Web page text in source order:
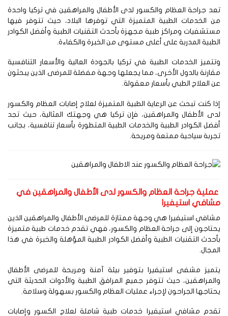
جراحة العظام والكسور لدى الأطفال والمراهقين في تركيا واحدة
الخدمات الطبية المتميزة التي توفرها البلاد، حيث تتوفر فيها
ومراكز طبية مجهزة بأحدث التقنيات الطبية وأفضل الكوادر
المدربة على أعلى مستوى من الخبرة والكفاءة.
الخدمات الطبية في تركيا بالجودة العالية والأسعار التنافسية
بالدول الأخرى، مما يجعلها وجهة مفضلة للمرضى الذين يبحثون
العلاج الطبي بأسعار معقولة.
كنت تبحث عن الرعاية الطبية المتميزة لعلاج إصابات العظام والكسور
الأطفال والمراهقين، فإن تركيا هي وجهتك المثالية، حيث تجد
الكوادر الطبية والخدمات الطبية المتطورة بأسعار تنافسية، بجانب
سياحية ممتعة ومريحة.
جراحة العظام والكسور لدى الأطفال والمراهقين في
استيفيرا
استيفيرا هي وجهة ممتازة للمرضى الأطفال والمراهقين الذين
إلى جراحة العظام والكسور، فهي تقدم خدمات طبية متميزة
التقنيات الطبية وأفضل الكوادر الطبية المؤهلة والخبرة في هذا
مشفى استيفيرا بتوفير بيئة آمنة ومريحة للمرضى الأطفال
حيث تتوفر جميع المرافق الطبية والأدوات الحديثة التي
الجراحون لإجراء عمليات العظام والكسور بسهولة وسلامة.
مشافي استيفيرا خدمات طبية شاملة لعلاج الكسور وإصابات